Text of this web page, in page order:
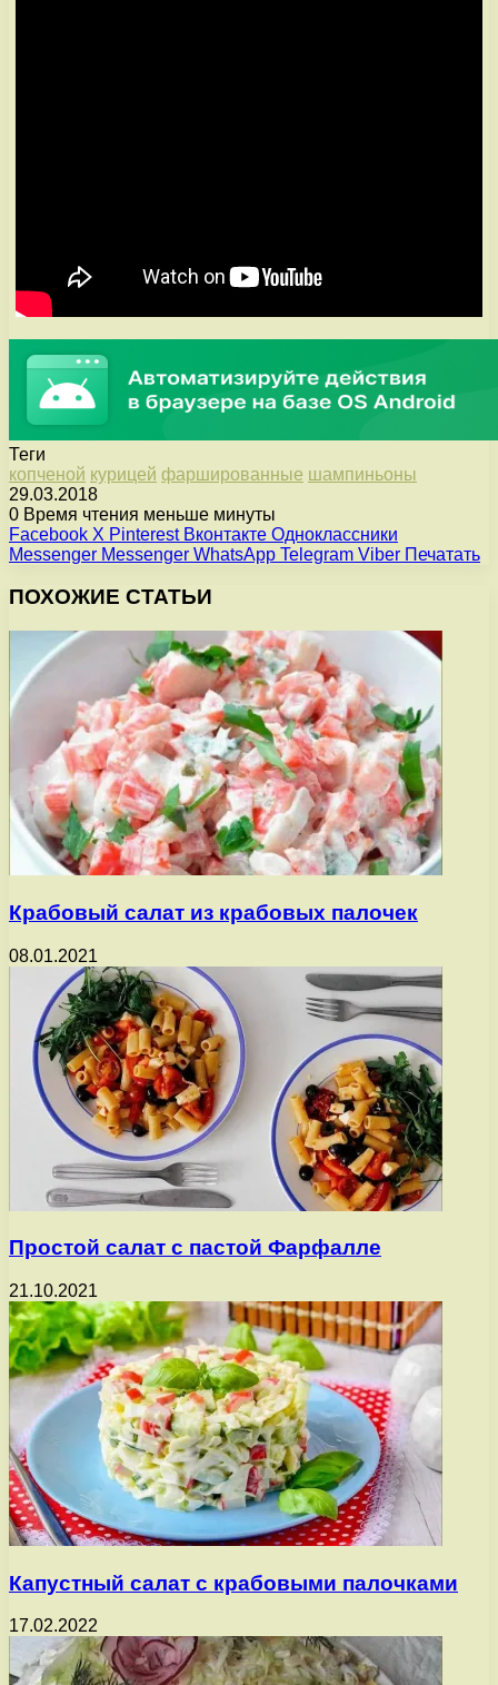
Теги
копченой курицей фаршированные шампиньоны
29.03.2018
0 Время чтения меньше минуты
Facebook X Pinterest Вконтакте Одноклассники
Messenger Messenger WhatsApp Telegram Viber Печатать
ПОХОЖИЕ СТАТЬИ
Крабовый салат из крабовых палочек
08.01.2021
Простой салат с пастой Фарфалле
21.10.2021
Капустный салат с крабовыми палочками
17.02.2022